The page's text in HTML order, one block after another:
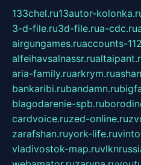
133chel.ru13autor-
3-d-file.ru3d-file.rua-cdc.ru
airgungames.ruaccounts-
alfeihavsalnassr.ru
aria-family.ruarkrym.ru
bankaribi.rubandamn.ru
blagodarenie-spb.ru
cardvoice.ruzed-online.ru
zarafshan.ruyork-life.ru
vladivostok-map.ru